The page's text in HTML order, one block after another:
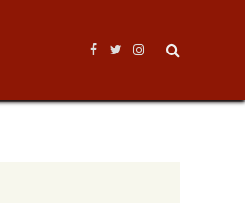
Facebook
TwitterInstagram